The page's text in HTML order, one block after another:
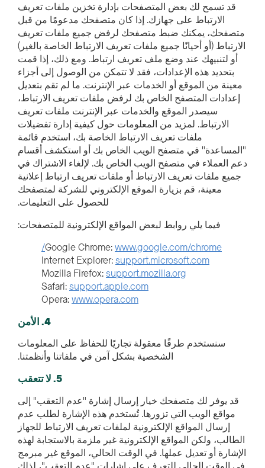
قد تسمح لك بعض المتصفحات بإدارة تخزين ملفات تعريف
الارتباط على جهازك. إذا كان متصفحك مدعومًا من قبل
متصفحك، يمكنك ضبط متصفحك لرفض جميع ملفات تعريف
الارتباط (أو أحيانًا جميع ملفات تعريف الارتباط الخاصة بالغير)
أو لتنبيهك عند وضع ملف تعريف ارتباط. ومع ذلك، إذا قمت
بتحديد هذه الإعدادات، فقد لا تتمكن من الوصول إلى أجزاء
معينة من الموقع أو الخدمات عبر الإنترنت. ما لم تقم بتعديل
إعدادات المتصفح الخاص بك لرفض ملفات تعريف الارتباط،
سيصدر الموقع والخدمات عبر الإنترنت ملفات تعريف
الارتباط. لمزيد من المعلومات حول كيفية إدارة تفضيلات
ملفات تعريف الارتباط الخاصة بك، استخدم قائمة
"المساعدة" في متصفح الويب الخاص بك أو استكشف أقسام
دعم العملاء في متصفح الويب الخاص بك. لإلغاء الاشتراك في
جميع ملفات تعريف الارتباط أو ملفات تعريف ارتباط إعلانية
معينة، قم بزيارة الموقع الإلكتروني للشركة لمتصفحك
للحصول على التعليمات.
فيما يلي روابط لبعض المواقع الإلكترونية للمتصفحات:
Google Chrome:www.google.com/chrome/
Internet Explorer:support.microsoft.com
Mozilla Firefox:support.mozilla.org
Safari:support.apple.com
Opera:www.opera.com
سنستخدم طرقًا معقولة تجاريًا للحفاظ على المعلومات
الشخصية بشكل آمن في ملفاتنا وأنظمتنا.
قد يوفر لك متصفحك خيار إرسال إشارة "عدم التعقب" إلى
مواقع الويب التي تزورها. تُستخدم هذه الإشارة لطلب عدم
إرسال المواقع الإلكترونية لملفات تعريف الارتباط للجهاز
الطالب، ولكن المواقع الإلكترونية غير ملزمة بالاستجابة لهذه
الإشارة أو تعديل عملها. في الوقت الحالي، الموقع غير مبرمج